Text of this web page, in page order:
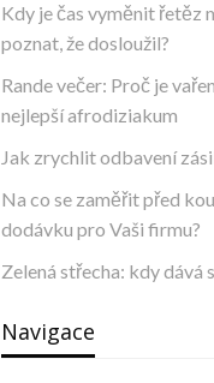
Kdy je čas vyměnit řetěz
poznat, že dosloužil?
Rande večer: Proč je
nejlepší afrodiziakum
Jak zrychlit odbavení
Na co se zaměřit před
dodávku pro Vaši firmu?
Zelená střecha: kdy dává
Navigace